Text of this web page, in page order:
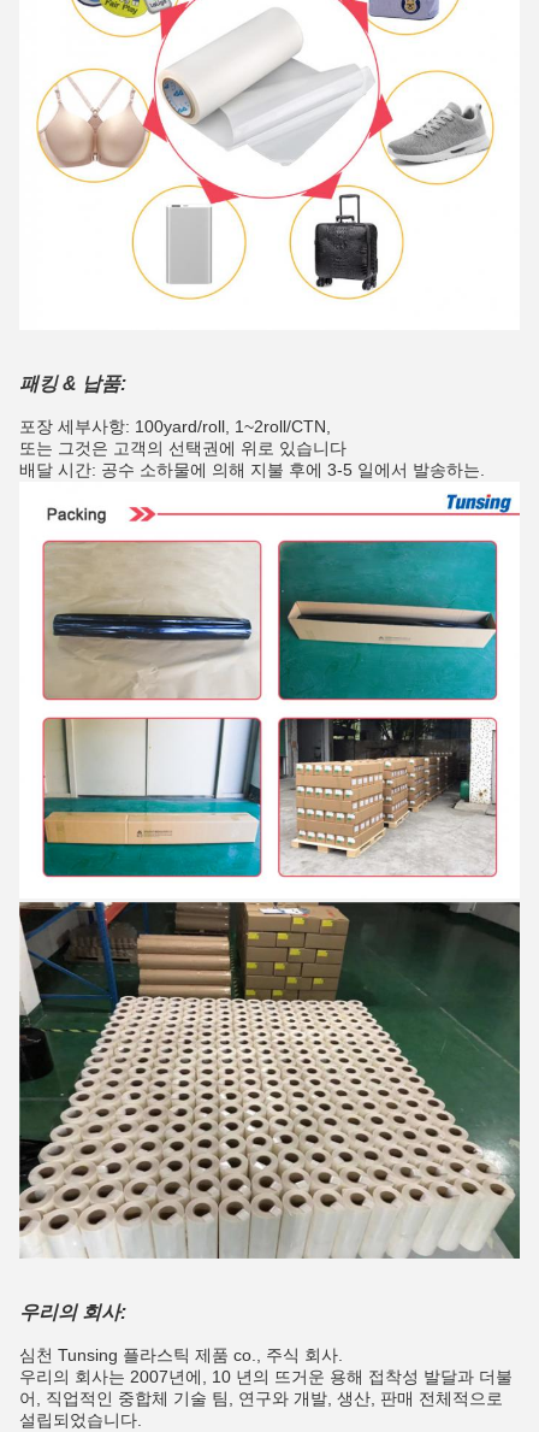
패킹 & 납품:
포장 세부사항: 100yard/roll, 1~2roll/CTN,
또는 그것은 고객의 선택권에 위로 있습니다
배달 시간: 공수 소하물에 의해 지불 후에 3-5 일에서 발송하는.
우리의 회사:
심천 Tunsing 플라스틱 제품 co., 주식 회사.
우리의 회사는 2007년에, 10 년의 뜨거운 용해 접착성 발달과 더불
어, 직업적인 중합체 기술 팀, 연구와 개발, 생산, 판매 전체적으로
설립되었습니다.